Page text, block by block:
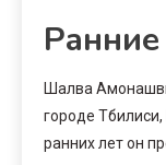
Шалва
городе
ранних лет он